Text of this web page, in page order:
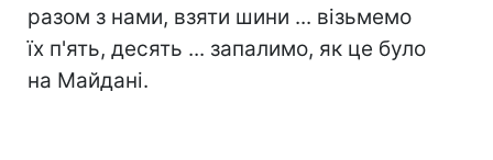
разом з нами, взяти шини ... візьмемо
їх п'ять, десять ... запалимо, як це було
на Майдані.